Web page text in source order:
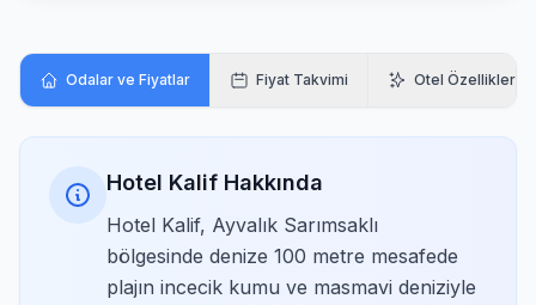
Odalar ve Fiyatlar Fiyat Takvimi Otel Özellikleri
Hotel Kalif Hakkında
Hotel Kalif, Ayvalık Sarımsaklı
bölgesinde denize 100 metre mesafede
plajın incecik kumu ve masmavi deniziyle